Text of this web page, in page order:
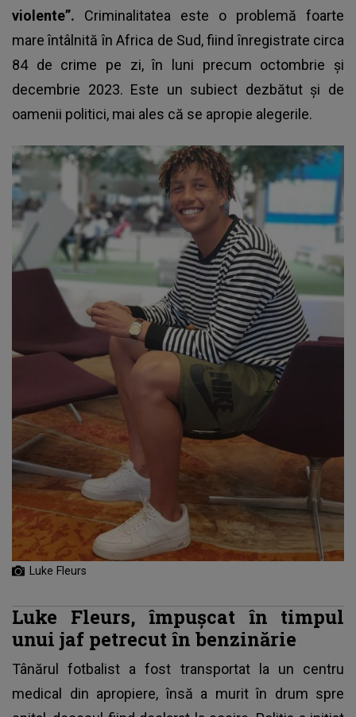
violente”. Criminalitatea este o problemă foarte
mare întâlnită în Africa de Sud, fiind înregistrate circa
84 de crime pe zi, în luni precum octombrie și
decembrie 2023. Este un subiect dezbătut și de
oamenii politici, mai ales că se apropie alegerile.
Luke Fleurs
Luke Fleurs, împușcat în timpul
unui jaf petrecut în benzinărie
Tânărul fotbalist a fost transportat la un centru
medical din apropiere, însă a murit în drum spre